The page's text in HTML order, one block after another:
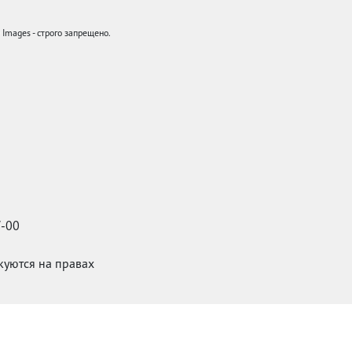
- строго запрещено.
00
на правах